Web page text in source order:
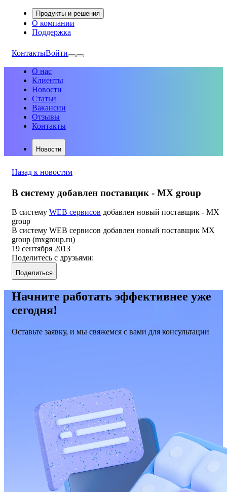
Продукты и решения
О компании
Поддержка
КонтактыВойти
О нас
Клиенты
Новости
Статьи
Вакансии
Отзывы
Контакты
Новости
Назад к новостям
В систему добавлен поставщик - MX group
В систему WEB сервисов добавлен новый поставщик - MX
group
В систему WEB сервисов добавлен новый поставщик MX
group (mxgroup.ru)
19 сентября 2013
Поделитесь с друзьями:
Поделиться
Начните работать эффективнее уже
сегодня!
Оставьте заявку, и мы свяжемся с вами для консультации